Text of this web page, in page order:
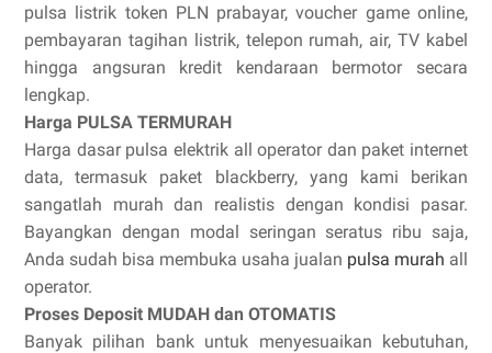
pulsa listrik token PLN prabayar, voucher game online,
pembayaran tagihan listrik, telepon rumah, air, TV kabel
hingga angsuran kredit kendaraan bermotor secara
lengkap.
Harga PULSA TERMURAH
Harga dasar pulsa elektrik all operator dan paket internet
data, termasuk paket blackberry, yang kami berikan
sangatlah murah dan realistis dengan kondisi pasar.
Bayangkan dengan modal seringan seratus ribu saja,
Anda sudah bisa membuka usaha jualan pulsa murah all
operator.
Proses Deposit MUDAH dan OTOMATIS
Banyak pilihan bank untuk menyesuaikan kebutuhan,